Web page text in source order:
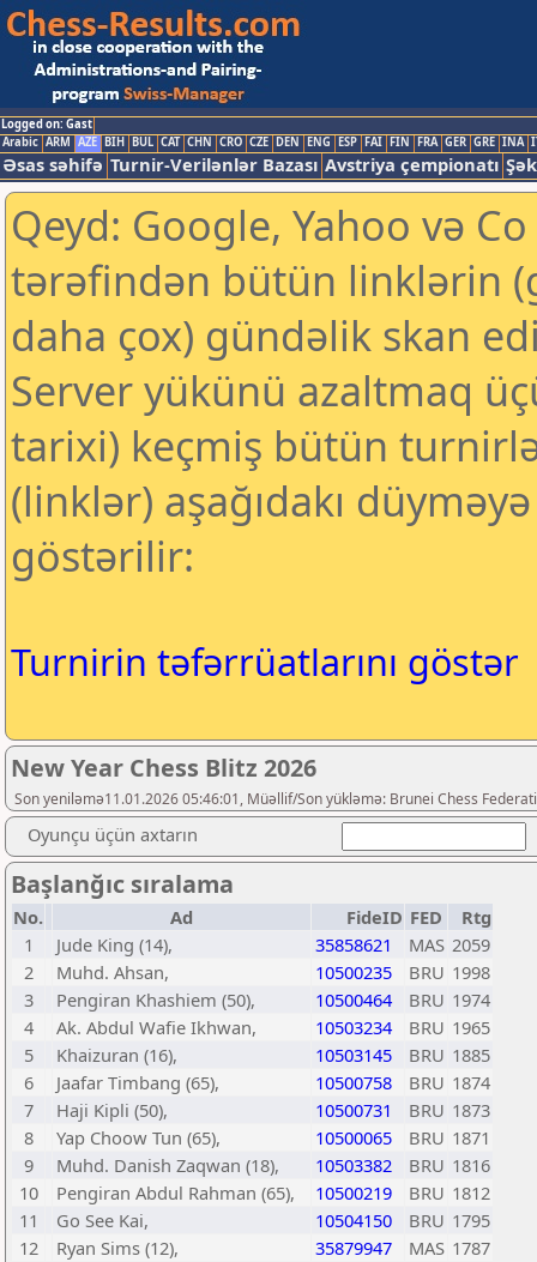
Logged on: Gast
Arabic ARM AZE BIH BUL CAT CHN CRO CZE DEN ENG ESP FAI FIN FRA GER GRE INA
Əsas səhifə Turnir-Verilənlər Bazası Avstriya çempionatı
Qeyd: Google, Yahoo və
tərəfindən bütün linklərin
daha çox) gündəlik skan
Server yükünü azaltmaq
tarixi) keçmiş bütün
(linklər) aşağıdakı
göstərilir:
Turnirin təfərrüatlarını göstər
New Year Chess Blitz 2026
Son yeniləmə11.01.2026 05:46:01, Müəllif/Son yükləmə: Brunei Chess
Oyunçu üçün axtarın
Başlanğıc sıralama
No. Ad FideID FED
Rtg
1
Jude King (14), 35858621 MAS 2059
2
Muhd. Ahsan, 10500235 BRU 1998
3
Pengiran Khashiem (50), 10500464 BRU 1974
4
Ak. Abdul Wafie Ikhwan, 10503234 BRU 1965
5
Khaizuran (16), 10503145 BRU 1885
6
Jaafar Timbang (65), 10500758 BRU 1874
7
Haji Kipli (50), 10500731 BRU 1873
8
Yap Choow Tun (65), 10500065 BRU 1871
9
Muhd. Danish Zaqwan (18), 10503382 BRU 1816
10
Pengiran Abdul Rahman (65), 10500219 BRU 1812
11
Go See Kai, 10504150 BRU 1795
12
Ryan Sims (12), 35879947 MAS 1787